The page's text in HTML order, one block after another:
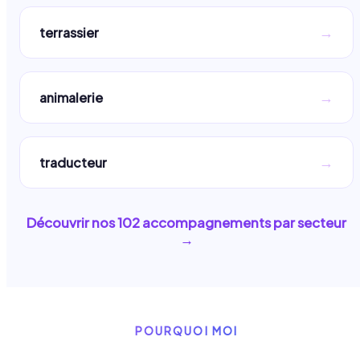
terrassier →
animalerie →
traducteur →
Découvrir nos102accompagnements par secteur
→
POURQUOI MOI